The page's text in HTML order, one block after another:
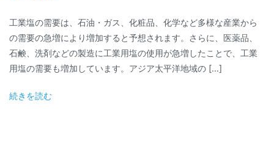
工業塩の需要は、石油・ガス、化粧品、化学など多様な産業から
の需要の急増により増加すると予想されます。さらに、医薬品、
石鹸、洗剤などの製造に工業用塩の使用が急増したことで、工業
用塩の需要も増加しています。アジア太平洋地域の […]
続きを読む